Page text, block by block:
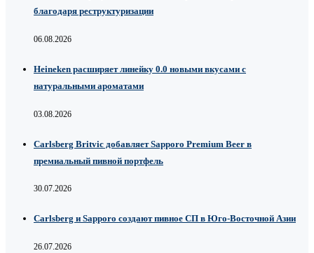
благодаря реструктуризации
06.08.2026
Heineken расширяет линейку 0.0 новыми вкусами с
натуральными ароматами
03.08.2026
Carlsberg Britvic добавляет Sapporo Premium Beer в
премиальный пивной портфель
30.07.2026
Carlsberg и Sapporo создают пивное СП в Юго-Восточной Азии
26.07.2026